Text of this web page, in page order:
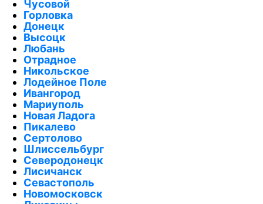
Чусовой
Горловка
Донецк
Высоцк
Любань
Отрадное
Никольское
Лодейное Поле
Ивангород
Мариуполь
Новая Ладога
Пикалево
Сертолово
Шлиссельбург
Северодонецк
Лисичанск
Севастополь
Новомосковск